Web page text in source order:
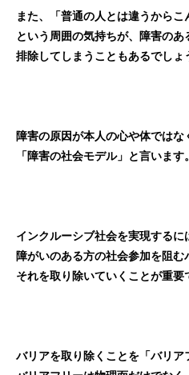
また、「普通の人とは違うからこ
という周囲の気持ちが、障害のあ
排除してしまうこともあるでしょ
障害の原因が本人の心や体では
「障害の社会モデル」と言います。
インクルーシブ社会を実現するに
障がいのある方の社会参加を阻む
それを取り除いていくことが重要
バリアを取り除くことを「バリア